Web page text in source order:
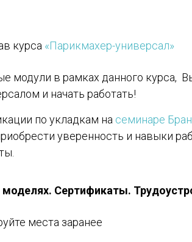
курса «Парикмахер-универсал»
модули в рамках данного курса,
и начать работать!
по укладкам на семинаре
уверенность и навыки
моделях. Сертификаты.
места заранее